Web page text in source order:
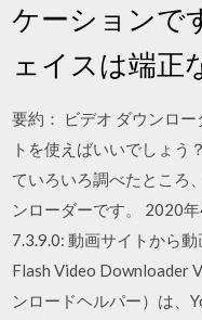
ケーションで
ェイスは端正
要約： ビデオ ダウンロ
トを使えばいいでしょう
ていろいろ調べたところ
ンローダーです。 2020
7.3.9.0: 動画サイトから
Flash Video Downloader
ンロードヘルパー）は、